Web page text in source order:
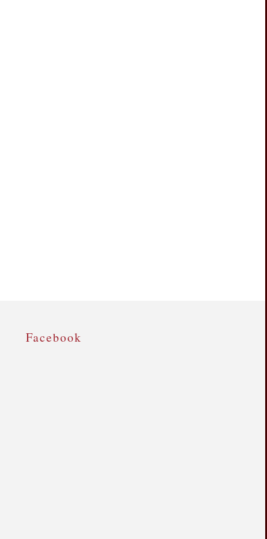
Facebook